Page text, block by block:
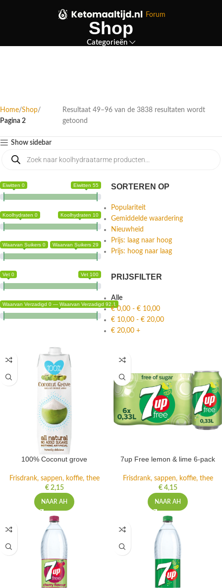
Forum
Shop
Categorieën
Home Shop
Pagina 2
Resultaat 49–96 van de 3838 resultaten wordt
getoond
Show sidebar
Eiwitten 0 Eiwitten 55
Koolhydraten 0 Koolhydraten 10
Waarvan Suikers 0 Waarvan Suikers 29
Vet 0 Vet 100
Waarvan Verzadigd 0 — Waarvan Verzadigd 92.1
SORTEREN OP
Populariteit
Gemiddelde waardering
Nieuwheid
Prijs: laag naar hoog
Prijs: hoog naar laag
PRIJSFILTER
Alle
€0,00 - € 10,00
€ 10,00 - € 20,00
€ 20,00 +
100% Coconut grove
Frisdrank, sappen, koffie, thee
€2,15
NAAR AH
7up Free lemon & lime 6-pack
Frisdrank, sappen, koffie, thee
€4,15
NAAR AH